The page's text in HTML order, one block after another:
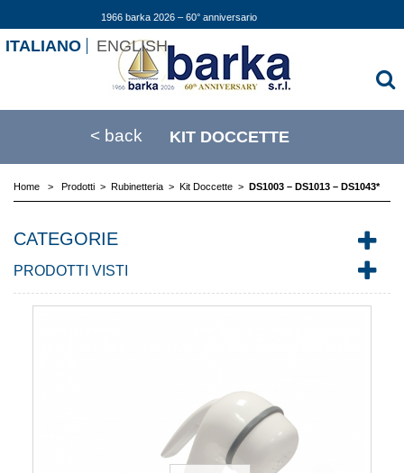
1966 barka 2026 – 60° anniversario
ITALIANO ENGLISH
< back KIT DOCCETTE
Home > Prodotti > Rubinetteria > Kit Doccette > DS1003 – DS1013 – DS1043*
CATEGORIE
PRODOTTI VISTI